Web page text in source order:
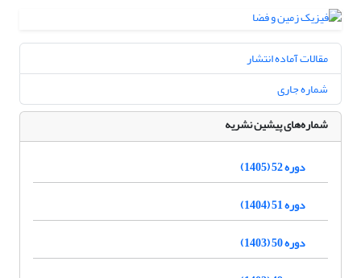
مقالات آماده انتشار
شماره جاری
شماره‌های پیشین نشریه
دوره 52 (1405)
دوره 51 (1404)
دوره 50 (1403)